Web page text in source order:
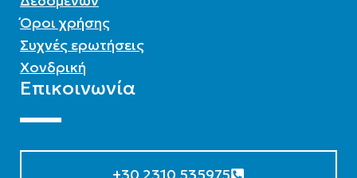
Όροι χρήσης
Συχνές ερωτήσεις
Χονδρική
Επικοινωνία